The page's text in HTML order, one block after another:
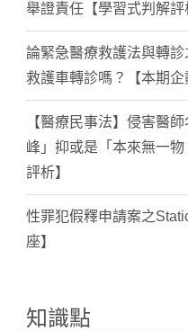
舉證責任【學習式判解評
論緊急醫療救護法與轉
救護車轉診嗎？【本期企
【醫療民事法】侵害醫
峰」抑或是「本來無一
評析】
性罪犯假釋申請案之
座】
知識點